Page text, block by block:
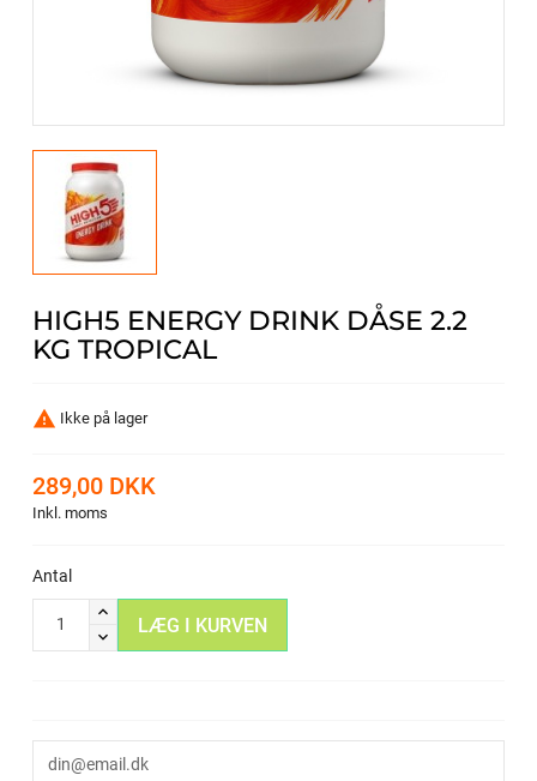
HIGH5 ENERGY DRINK DÅSE 2.2
KG TROPICAL
 Ikke på lager
289,00 DKK
Inkl. moms
Antal
LÆG I KURVEN